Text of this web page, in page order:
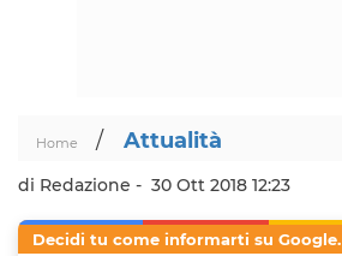
Home / Attualità
di Redazione - 30 Ott 2018 12:23
Decidi tu come informarti su Google.